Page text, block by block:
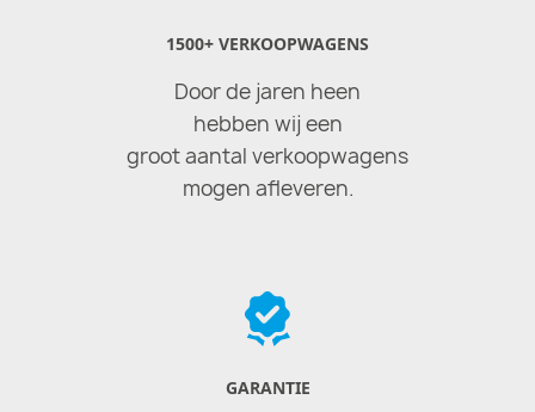
1500+ VERKOOPWAGENS
Door de jaren heen
hebben wij een
groot aantal verkoopwagens
mogen afleveren.
GARANTIE